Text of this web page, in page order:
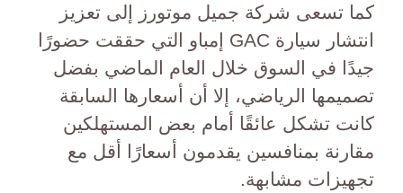
كما تسعى شركة جميل موتورز إلى تعزيز
انتشار سيارة GAC إمباو التي حققت حضورًا
جيدًا في السوق خلال العام الماضي بفضل
تصميمها الرياضي، إلا أن أسعارها السابقة
كانت تشكل عائقًا أمام بعض المستهلكين
مقارنة بمنافسين يقدمون أسعارًا أقل مع
تجهيزات مشابهة.